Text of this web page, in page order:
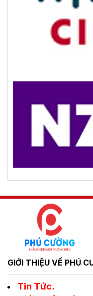
GIỚI THIỆU VỀ PHÚ
Tin Tức.